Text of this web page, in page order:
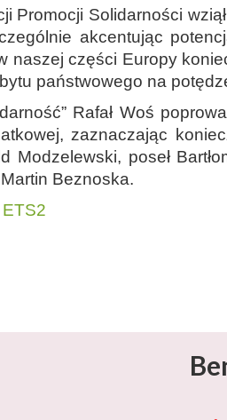
Solidarności
akcentując
naszej części Europy
państwowego na
Rafał Woś
zaznaczając
Modzelewski, poseł
Beznoska.